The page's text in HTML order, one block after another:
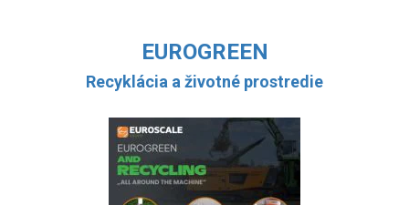
EUROGREEN
Recyklácia a životné prostredie